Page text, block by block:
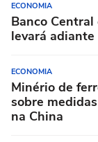
ECONOMIA
Banco
levará
ECONOMIA
Minério de
sobre
na China